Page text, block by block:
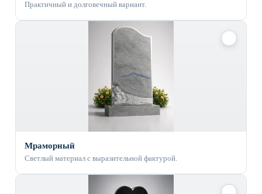
Практичный и долговечный вариант.
Мраморный
Светлый материал с выразительной фактурой.